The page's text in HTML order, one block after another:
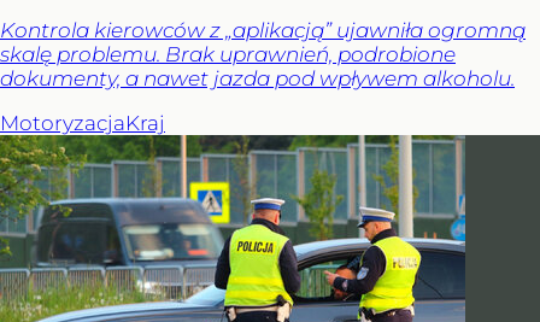
Kontrola kierowców z „aplikacją” ujawniła ogromną
skalę problemu. Brak uprawnień, podrobione
dokumenty, a nawet jazda pod wpływem alkoholu.
MotoryzacjaKraj